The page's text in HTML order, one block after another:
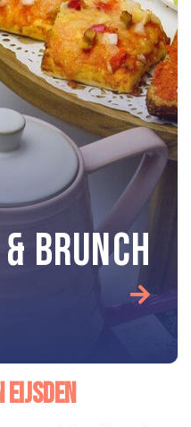
BRUNCH
EIJSDEN